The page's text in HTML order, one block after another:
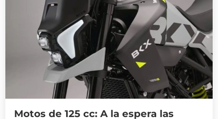
Motos de 125 cc: A la espera las